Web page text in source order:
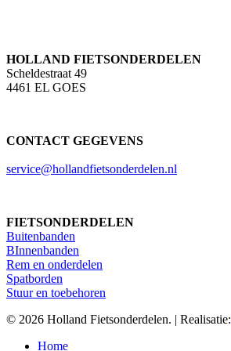
HOLLAND FIETSONDERDELEN
Scheldestraat 49
4461 EL GOES
CONTACT GEGEVENS
service@hollandfietsonderdelen.nl
FIETSONDERDELEN
Buitenbanden
BInnenbanden
Rem en onderdelen
Spatborden
Stuur en toebehoren
© 2026 Holland Fietsonderdelen. | Realisatie:
Close
Home